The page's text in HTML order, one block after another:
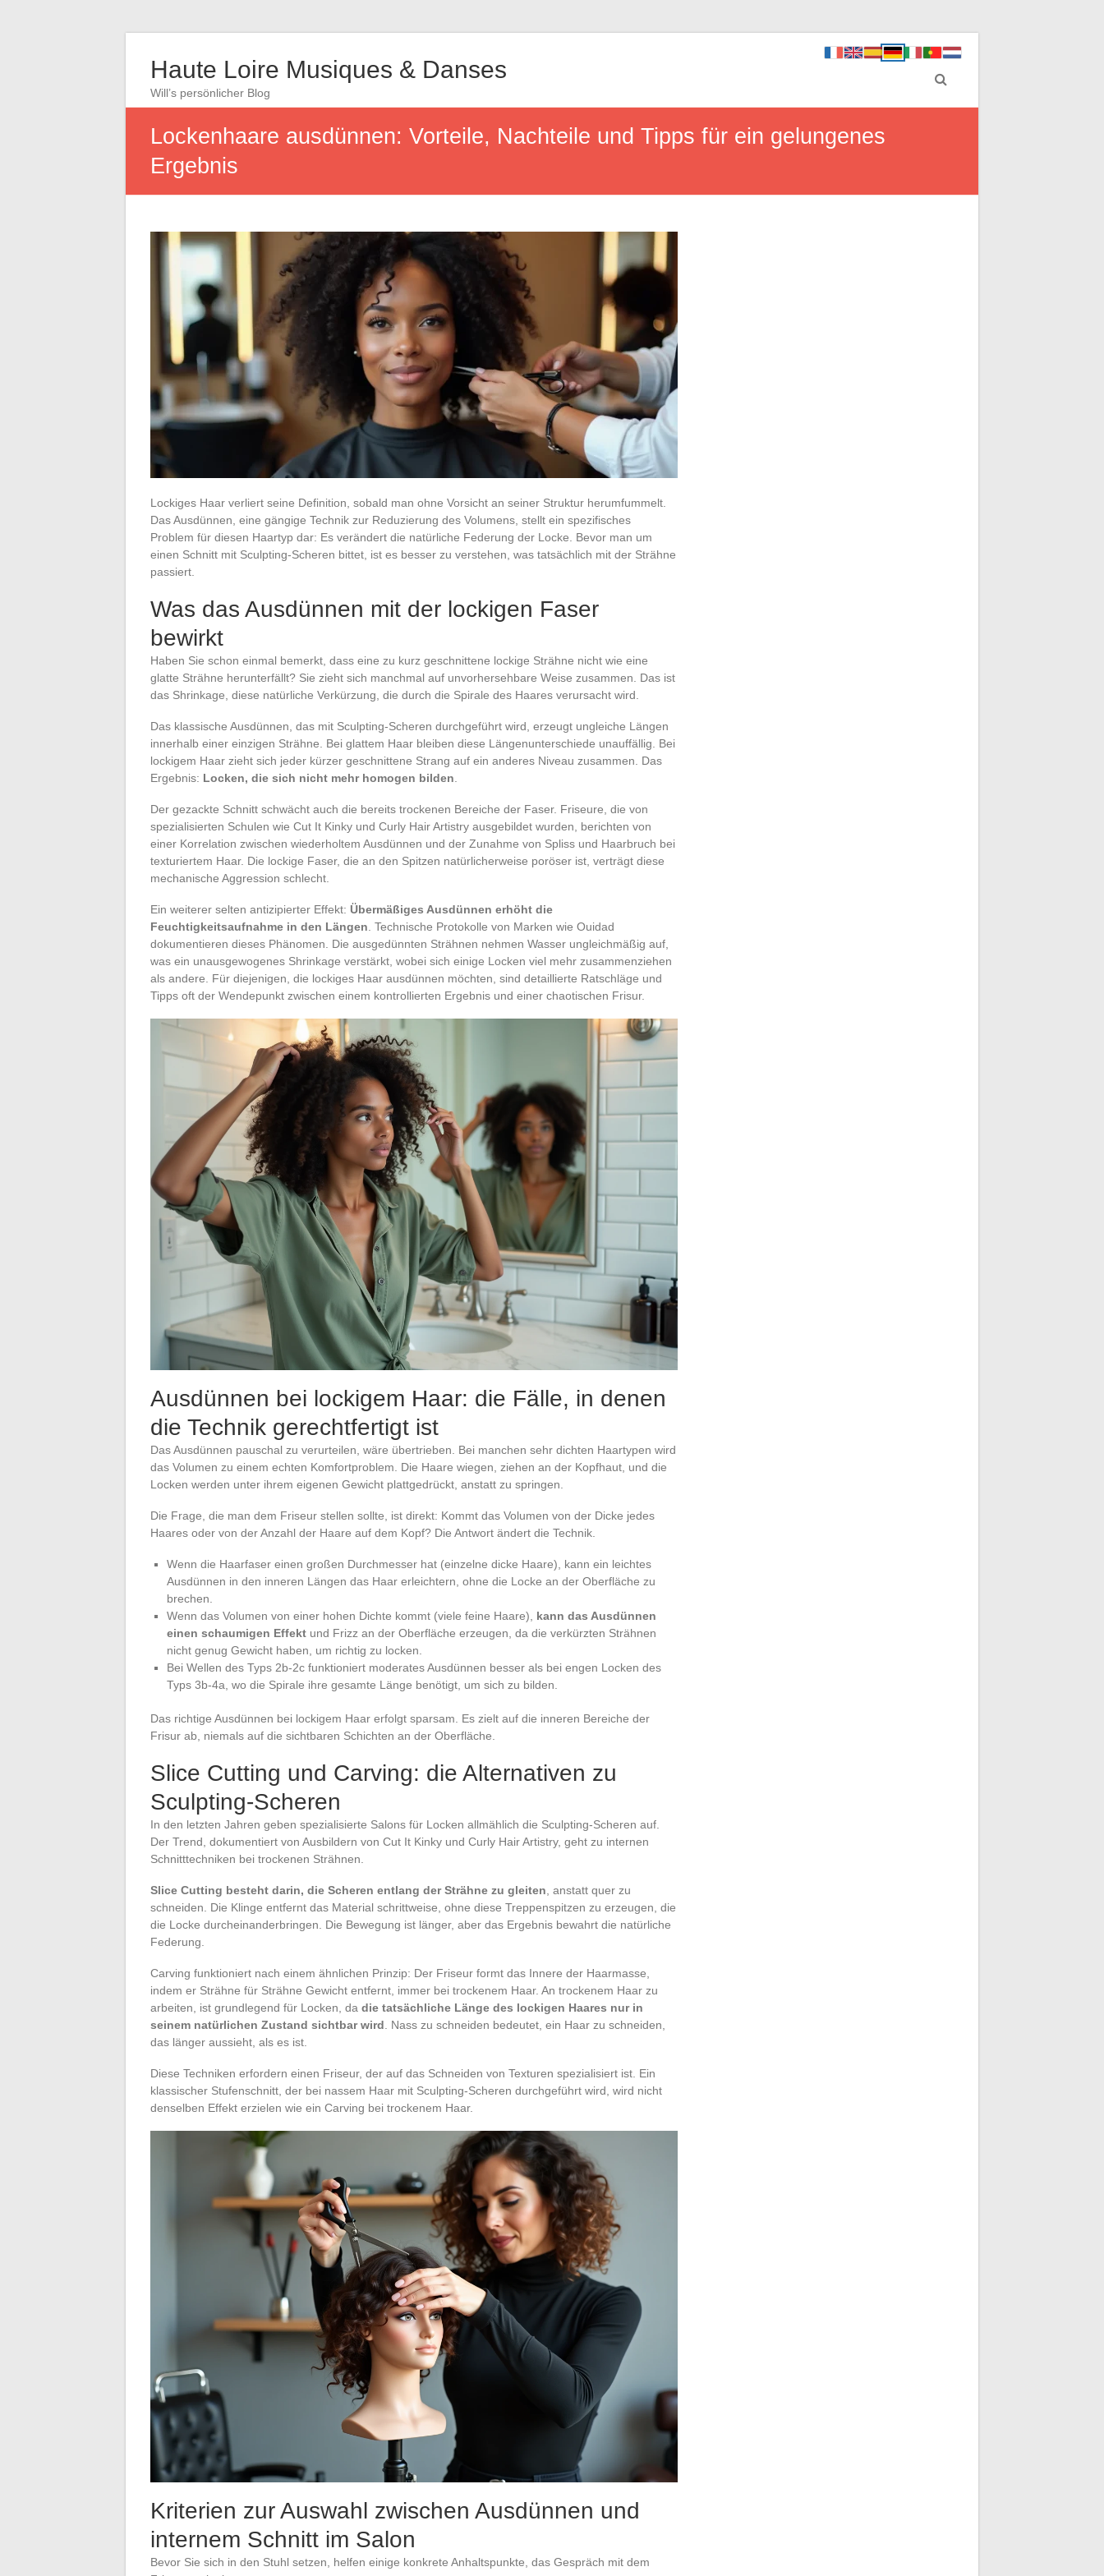
Haute Loire Musiques & Danses
Will’s persönlicher Blog
Lockenhaare ausdünnen: Vorteile, Nachteile und Tipps für ein gelungenes
Ergebnis
Lockiges Haar verliert seine Definition, sobald man ohne Vorsicht an seiner Struktur herumfummelt.
Das Ausdünnen, eine gängige Technik zur Reduzierung des Volumens, stellt ein spezifisches
Problem für diesen Haartyp dar: Es verändert die natürliche Federung der Locke. Bevor man um
einen Schnitt mit Sculpting-Scheren bittet, ist es besser zu verstehen, was tatsächlich mit der Strähne
passiert.
Was das Ausdünnen mit der lockigen Faser
bewirkt
Haben Sie schon einmal bemerkt, dass eine zu kurz geschnittene lockige Strähne nicht wie eine
glatte Strähne herunterfällt? Sie zieht sich manchmal auf unvorhersehbare Weise zusammen. Das ist
das Shrinkage, diese natürliche Verkürzung, die durch die Spirale des Haares verursacht wird.
Das klassische Ausdünnen, das mit Sculpting-Scheren durchgeführt wird, erzeugt ungleiche Längen
innerhalb einer einzigen Strähne. Bei glattem Haar bleiben diese Längenunterschiede unauffällig. Bei
lockigem Haar zieht sich jeder kürzer geschnittene Strang auf ein anderes Niveau zusammen. Das
Ergebnis: Locken, die sich nicht mehr homogen bilden
Der gezackte Schnitt schwächt auch die bereits trockenen Bereiche der Faser. Friseure, die von
spezialisierten Schulen wie Cut It Kinky und Curly Hair Artistry ausgebildet wurden, berichten von
einer Korrelation zwischen wiederholtem Ausdünnen und der Zunahme von Spliss und Haarbruch bei
texturiertem Haar. Die lockige Faser, die an den Spitzen natürlicherweise poröser ist, verträgt diese
mechanische Aggression schlecht.
Ein weiterer selten antizipierter Effekt: Übermäßiges Ausdünnen erhöht die
Feuchtigkeitsaufnahme in den Längen . Technische Protokolle von Marken wie Ouidad
dokumentieren dieses Phänomen. Die ausgedünnten Strähnen nehmen Wasser ungleichmäßig auf,
was ein unausgewogenes Shrinkage verstärkt, wobei sich einige Locken viel mehr zusammenziehen
als andere. Für diejenigen, die lockiges Haar ausdünnen möchten, sind detaillierte Ratschläge und
Tipps oft der Wendepunkt zwischen einem kontrollierten Ergebnis und einer chaotischen Frisur.
Ausdünnen bei lockigem Haar: die Fälle, in denen
die Technik gerechtfertigt ist
Das Ausdünnen pauschal zu verurteilen, wäre übertrieben. Bei manchen sehr dichten Haartypen wird
das Volumen zu einem echten Komfortproblem. Die Haare wiegen, ziehen an der Kopfhaut, und die
Locken werden unter ihrem eigenen Gewicht plattgedrückt, anstatt zu springen.
Die Frage, die man dem Friseur stellen sollte, ist direkt: Kommt das Volumen von der Dicke jedes
Haares oder von der Anzahl der Haare auf dem Kopf? Die Antwort ändert die Technik.
Wenn die Haarfaser einen großen Durchmesser hat (einzelne dicke Haare), kann ein leichtes
Ausdünnen in den inneren Längen das Haar erleichtern, ohne die Locke an der Oberfläche zu
brechen.
Wenn das Volumen von einer hohen Dichte kommt (viele feine Haare), kann das Ausdünnen
einen schaumigen Effekt und Frizz an der Oberfläche erzeugen, da die verkürzten Strähnen
nicht genug Gewicht haben, um richtig zu locken.
Bei Wellen des Typs 2b-2c funktioniert moderates Ausdünnen besser als bei engen Locken des
Typs 3b-4a, wo die Spirale ihre gesamte Länge benötigt, um sich zu bilden.
Das richtige Ausdünnen bei lockigem Haar erfolgt sparsam. Es zielt auf die inneren Bereiche der
Frisur ab, niemals auf die sichtbaren Schichten an der Oberfläche.
Slice Cutting und Carving: die Alternativen zu
Sculpting-Scheren
In den letzten Jahren geben spezialisierte Salons für Locken allmählich die Sculpting-Scheren auf.
Der Trend, dokumentiert von Ausbildern von Cut It Kinky und Curly Hair Artistry, geht zu internen
Schnitttechniken bei trockenen Strähnen.
Slice Cutting besteht darin, die Scheren entlang der Strähne zu gleiten , anstatt quer zu
schneiden. Die Klinge entfernt das Material schrittweise, ohne diese Treppenspitzen zu erzeugen, die
die Locke durcheinanderbringen. Die Bewegung ist länger, aber das Ergebnis bewahrt die natürliche
Federung.
Carving funktioniert nach einem ähnlichen Prinzip: Der Friseur formt das Innere der Haarmasse,
indem er Strähne für Strähne Gewicht entfernt, immer bei trockenem Haar. An trockenem Haar zu
arbeiten, ist grundlegend für Locken, da die tatsächliche Länge des lockigen Haares nur in
seinem natürlichen Zustand sichtbar wird . Nass zu schneiden bedeutet, ein Haar zu schneiden,
das länger aussieht, als es ist.
Diese Techniken erfordern einen Friseur, der auf das Schneiden von Texturen spezialisiert ist. Ein
klassischer Stufenschnitt, der bei nassem Haar mit Sculpting-Scheren durchgeführt wird, wird nicht
denselben Effekt erzielen wie ein Carving bei trockenem Haar.
Kriterien zur Auswahl zwischen Ausdünnen und
internem Schnitt im Salon
Bevor Sie sich in den Stuhl setzen, helfen einige konkrete Anhaltspunkte, das Gespräch mit dem